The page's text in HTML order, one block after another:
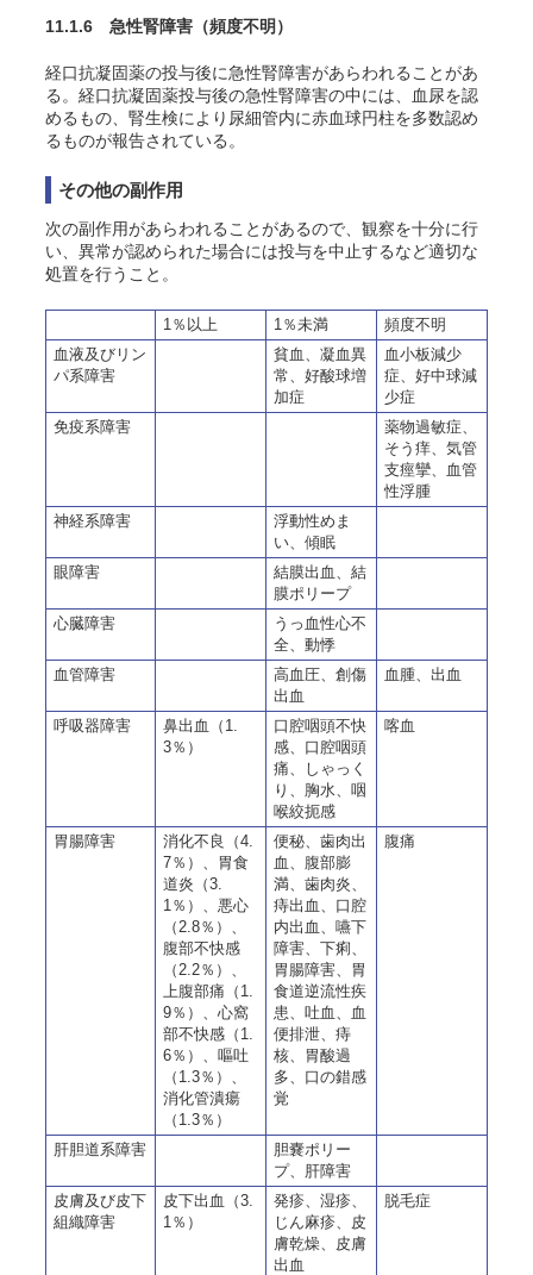
11.1.6 急性腎障害 （頻度不明）
経口抗凝固薬の投与後に急性腎障害があらわれることがあ
る。経口抗凝固薬投与後の急性腎障害の中には、血尿を認
めるもの、腎生検により尿細管内に赤血球円柱を多数認め
るものが報告されている 。
その他の副作用
次の副作用があらわれることがあるので、観察を十分に行
い、異常が認められた場合には投与を中止するなど適切な
処置を行うこと。
1％以上 1％未満
頻度不明
血液及びリン
パ系障害
貧血、凝血異
常、好酸球増
加症
血小板減少
症、好中球減
少症
免疫系障害
薬物過敏症、
そう痒、気管
支痙攣、血管
性浮腫
神経系障害
浮動性めま
い、傾眠
眼障害
結膜出血、結
膜ポリープ
心臓障害
うっ血性心不
全、動悸
血管障害
高血圧、創傷
出血
血腫、出血
呼吸器障害
鼻出血（1.
3％）
口腔咽頭不快
感、口腔咽頭
痛、しゃっく
り、胸水、咽
喉絞扼感
喀血
胃腸障害
消化不良（4.
7％）、胃食
道炎（3.
1％）、悪心
（2.8％）、
腹部不快感
（2.2％）、
上腹部痛（1.
9％）、心窩
部不快感（1.
6％）、嘔吐
（1.3％）、
消化管潰瘍
（1.3％）
便秘、歯肉出
血、腹部膨
満、歯肉炎、
痔出血、口腔
内出血、嚥下
障害、下痢、
胃腸障害、胃
食道逆流性疾
患、吐血、血
便排泄、痔
核、胃酸過
多、口の錯感
覚
腹痛
肝胆道系障害
胆嚢ポリー
プ、肝障害
皮膚及び皮下
組織障害
皮下出血（3.
1％）
発疹、湿疹、
じん麻疹、皮
膚乾燥、皮膚
出血
脱毛症